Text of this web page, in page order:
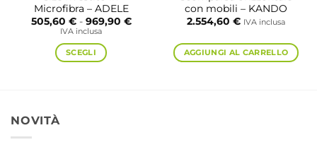
Microfibra – ADELE
505,60 € - 969,90 €Fascia
505,60 €
IVA inclusa
SCEGLI
con mobili – KANDO
2.554,60 € IVA inclusa
AGGIUNGI AL CARRELLO
NOVITÀ